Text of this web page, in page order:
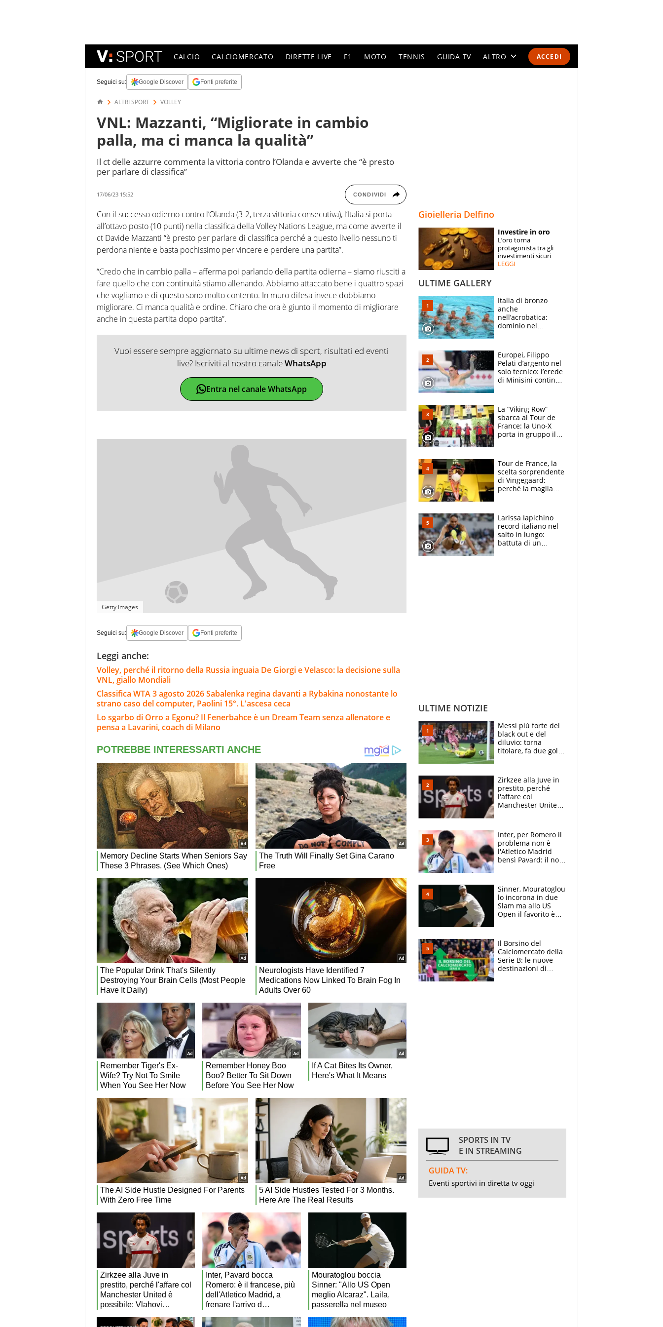
ACCEDI
CALCIO CALCIOMERCATO DIRETTE LIVE F1 MOTO TENNIS GUIDA TV ALTRO
SPECIALI
ESPERTI
Seguici su: Google Discover Fonti preferite
ALTRI SPORT VOLLEY
VNL: Mazzanti, “Migliorate in cambio
palla, ma ci manca la qualità”
Il ct delle azzurre commenta la vittoria contro l’Olanda e avverte che “è presto
per parlare di classifica”
17/06/23 15:52 CONDIVIDI
Con il successo odierno contro l’Olanda (3-2, terza vittoria consecutiva), l’Italia si porta
all’ottavo posto (10 punti) nella classifica della Volley Nations League, ma come avverte il
ct Davide Mazzanti “è presto per parlare di classifica perché a questo livello nessuno ti
perdona niente e basta pochissimo per vincere e perdere una partita”.
“Credo che in cambio palla – afferma poi parlando della partita odierna – siamo riusciti a
fare quello che con continuità stiamo allenando. Abbiamo attaccato bene i quattro spazi
che vogliamo e di questo sono molto contento. In muro difesa invece dobbiamo
migliorare. Ci manca qualità e ordine. Chiaro che ora è giunto il momento di migliorare
anche in questa partita dopo partita”.
Vuoi essere sempre aggiornato su ultime news di sport, risultati ed eventi
live? Iscriviti al nostro canaleWhatsApp
Entra nel canale WhatsApp
Getty Images
Seguici su: Google Discover Fonti preferite
Leggi anche:
Volley, perché il ritorno della Russia inguaia De Giorgi e Velasco: la decisione sulla
VNL, giallo Mondiali
Classifica WTA 3 agosto 2026 Sabalenka regina davanti a Rybakina nonostante lo
strano caso del computer, Paolini 15°. L'ascesa ceca
Lo sgarbo di Orro a Egonu? Il Fenerbahce è un Dream Team senza allenatore e
pensa a Lavarini, coach di Milano
Gioielleria Delfino
Investire in oro
L’oro torna
protagonista tra gli
investimenti sicuri
LEGGI
ULTIME GALLERY
Italia di bronzo
anche
nell’acrobatica:
dominio nel
e compagni
continuare
Europei, Filippo
Pelati d’argento nel
solo tecnico: l’erede
di Minisini continua
mirino
La “Viking Row”
sbarca al Tour de
France: la Uno-X
porta in gruppo il
compagni
Tour de France, la
scelta sorprendente
di Vingegaard:
perché la maglia
rischio da evitare
Larissa Iapichino
record italiano nel
salto in lungo:
battuta di un
ULTIME NOTIZIE
Messi più forte del
black out e del
diluvio: torna
titolare, fa due gol e
che ritiro
Zirkzee alla Juve in
prestito, perché
l'affare col
Manchester United
Inter, per Romero il
problema non è
l'Atletico Madrid
bensì Pavard: il no
Sinner, Mouratoglou
lo incorona in due
Slam ma allo US
Open il favorito è
museo
Il Borsino del
Calciomercato della
Serie B: le nuove
destinazioni di
SPORTS IN TV
E IN STREAMING
GUIDA TV:
Eventi sportivi in diretta tv oggi